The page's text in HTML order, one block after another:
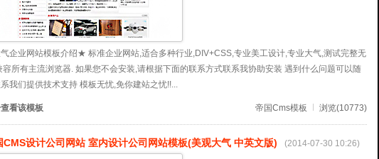
企业网站模板介绍★ 标准企业网站,适合多种行业,DIV+CSS,专业美工设计,专业大气,测试完整无
容所有主流浏览器. 如果您不会安装,请根据下面的联系方式联系我协助安装 遇到什么问题可以随
我们提供技术支持 模板无忧,免你建站之忧!!...
帝国Cms模板 浏览(10773)
看该模板
CMS设计公司网站 室内设计公司网站模板(美观大气 中英文版) (2014-07-30 10:26)